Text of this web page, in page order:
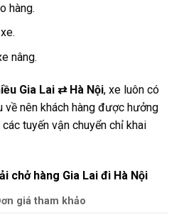
hàng.
nâng.
Gia Lai ⇄Hà Nội, xe luôn có
về nên khách hàng được hưởng
tuyến vận chuyển chỉ khai
chở hàng Gia Lai đi Hà Nội
giá tham khảo